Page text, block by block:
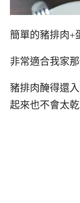
簡單的豬排肉+
非常適合我家
豬排肉醃得還
起來也不會太乾